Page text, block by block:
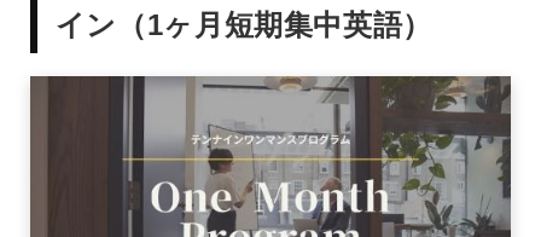
イン（1ヶ月短期集中英語）